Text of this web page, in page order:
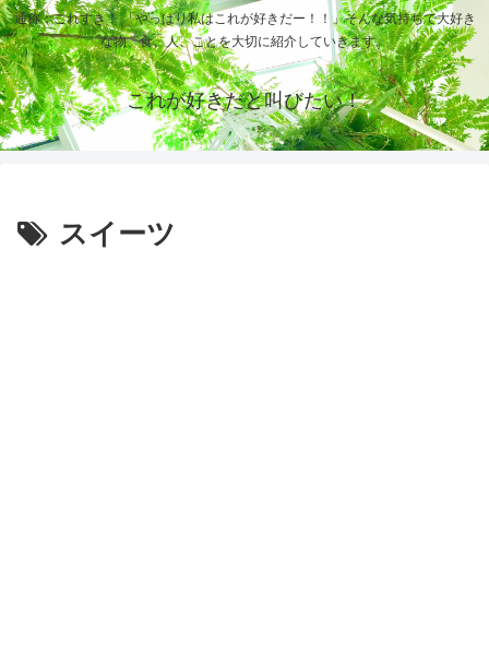
通称：これすき！ 「やっぱり私はこれが好きだー！！」そんな気持ちで大好き
な物、食、人、ことを大切に紹介していきます。
これが好きだと叫びたい！
スイーツ